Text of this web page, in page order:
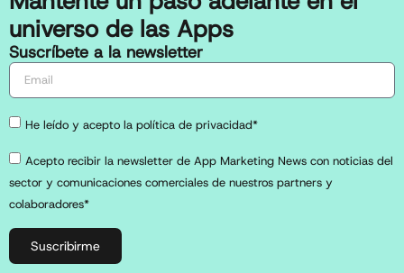
universo de las Apps
Suscríbete a la newsletter
He leído y acepto la política de privacidad*
Acepto recibir la newsletter de App Marketing News con noticias del
sector y comunicaciones comerciales de nuestros partners y
colaboradores*
Suscribirme